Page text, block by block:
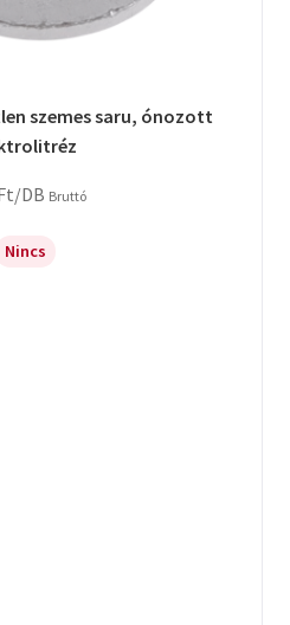
szemes saru, ónozott
/DB Bruttó
Nincs